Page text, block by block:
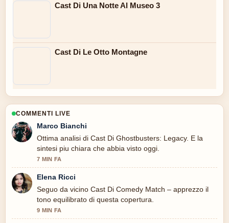
Cast Di Una Notte Al Museo 3
Cast Di Le Otto Montagne
COMMENTI LIVE
Marco Bianchi
Ottima analisi di Cast Di Ghostbusters: Legacy. E la
sintesi piu chiara che abbia visto oggi.
7 MIN FA
Elena Ricci
Seguo da vicino Cast Di Comedy Match – apprezzo il
tono equilibrato di questa copertura.
9 MIN FA